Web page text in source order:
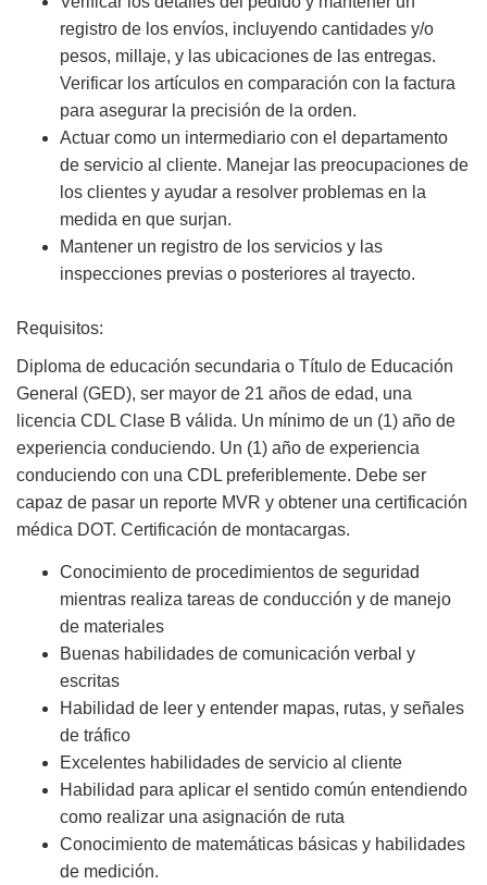
registro de los envíos, incluyendo cantidades y/o
pesos, millaje, y las ubicaciones de las entregas.
Verificar los artículos en comparación con la factura
para asegurar la precisión de la orden.
Actuar como un intermediario con el departamento
de servicio al cliente. Manejar las preocupaciones de
los clientes y ayudar a resolver problemas en la
medida en que surjan.
Mantener un registro de los servicios y las
inspecciones previas o posteriores al trayecto.
Requisitos:
Diploma de educación secundaria o Título de Educación
General (GED), ser mayor de 21 años de edad, una
licencia CDL Clase B válida. Un mínimo de un (1) año de
experiencia conduciendo. Un (1) año de experiencia
conduciendo con una CDL preferiblemente. Debe ser
capaz de pasar un reporte MVR y obtener una certificación
médica DOT. Certificación de montacargas.
Conocimiento de procedimientos de seguridad
mientras realiza tareas de conducción y de manejo
de materiales
Buenas habilidades de comunicación verbal y
escritas
Habilidad de leer y entender mapas, rutas, y señales
de tráfico
Excelentes habilidades de servicio al cliente
Habilidad para aplicar el sentido común entendiendo
como realizar una asignación de ruta
Conocimiento de matemáticas básicas y habilidades
de medición.